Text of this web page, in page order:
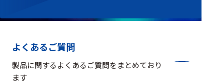
よくあるご質問
製品に関するよくあるご質問をまとめており
ます